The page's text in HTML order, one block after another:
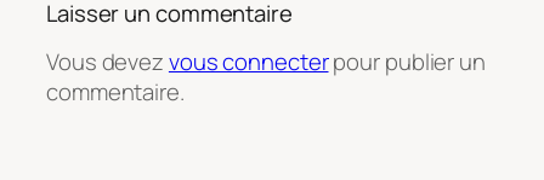
Laisser un commentaire
Vous devezvous connecterpour publier un
commentaire.